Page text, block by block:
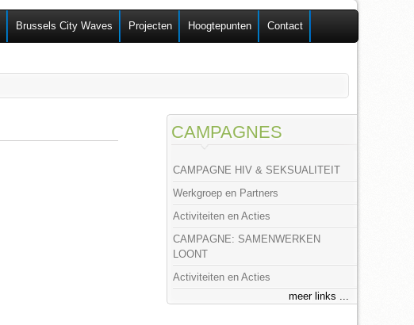
Brussels City Waves Projecten Hoogtepunten Contact
CAMPAGNES
CAMPAGNE HIV & SEKSUALITEIT
Werkgroep en Partners
Activiteiten en Acties
CAMPAGNE: SAMENWERKEN
LOONT
Activiteiten en Acties
meer links ...